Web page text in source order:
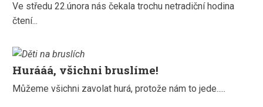
Ve středu 22.února nás čekala trochu netradiční hodina
čtení...
Hurááá, všichni bruslíme!
Můžeme všichni zavolat hurá, protože nám to jede.....